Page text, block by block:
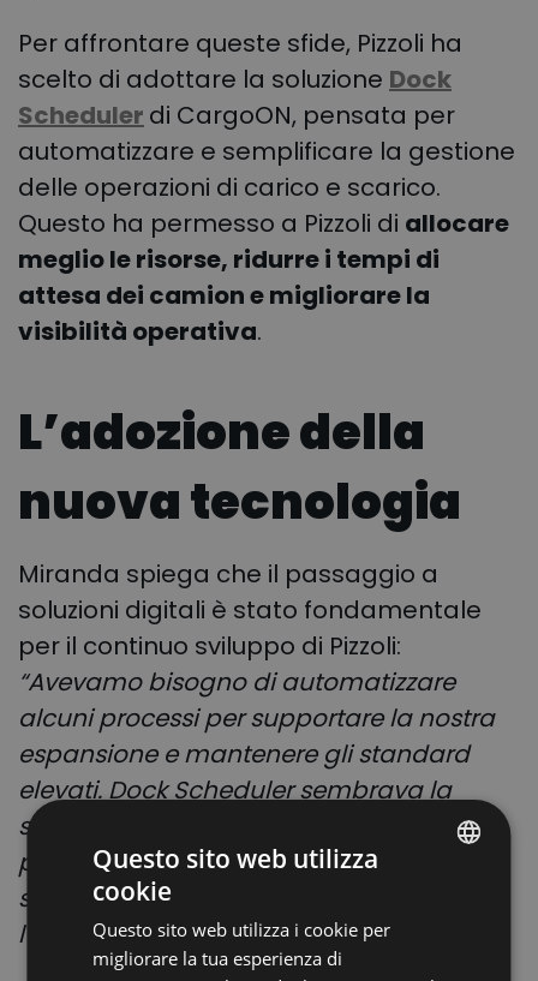
Per affrontare queste sfide, Pizzoli ha
scelto di adottare la soluzione Dock
Scheduler di CargoON, pensata per
automatizzare e semplificare la gestione
delle operazioni di carico e scarico.
Questo ha permesso a Pizzoli di allocare
meglio le risorse, ridurre i tempi di
attesa dei camion e migliorare la
visibilità operativa.
L’adozione della
nuova tecnologia
Miranda spiega che il passaggio a
soluzioni digitali è stato fondamentale
per il continuo sviluppo di Pizzoli:
“Avevamo bisogno di automatizzare
alcuni processi per supportare la nostra
espansione e mantenere gli standard
elevati. Dock Scheduler sembrava la
soluzione ideale per ottimizzare la
pianificazione delle finestre di carico e
scarico, migliorando sia l’efficienza che
l’allocazione delle risorse.”
GERMAN
Questo sito web utilizza
cookie
Questo sito web utilizza i cookie per
migliorare la tua esperienza di